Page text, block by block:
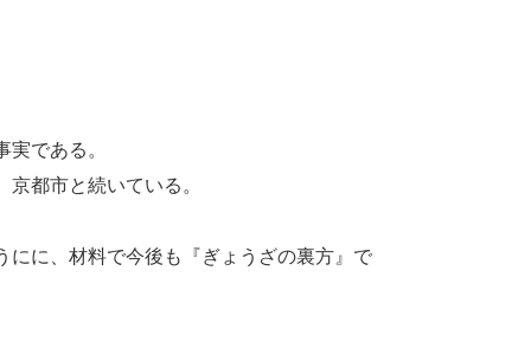
である。
都市と続いている。
にに、材料で今後も『ぎょうざの裏方』で